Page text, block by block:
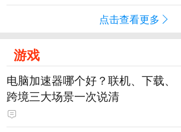
点击查看更多
游戏
电脑加速器哪个好？联机、下载、
跨境三大场景一次说清